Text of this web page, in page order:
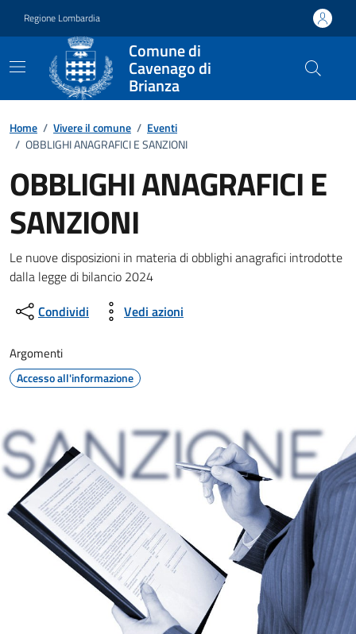
Regione Lombardia
Comune di
Cavenago di
Brianza
Home / Vivere il comune / Eventi
/ OBBLIGHI ANAGRAFICI E SANZIONI
OBBLIGHI ANAGRAFICI E
SANZIONI
Dettagli della notizia
Le nuove disposizioni in materia di obblighi anagrafici introdotte
dalla legge di bilancio 2024
Condividi
Vedi azioni
Argomenti
Accesso all'informazione